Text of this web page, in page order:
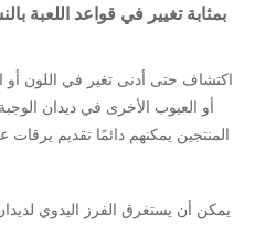
أو العيوب الأخرى في ديدان
المنتجين يمكنهم دائمًا تقديم يرقات
يمكن أن يستغرق الفرز اليدوي